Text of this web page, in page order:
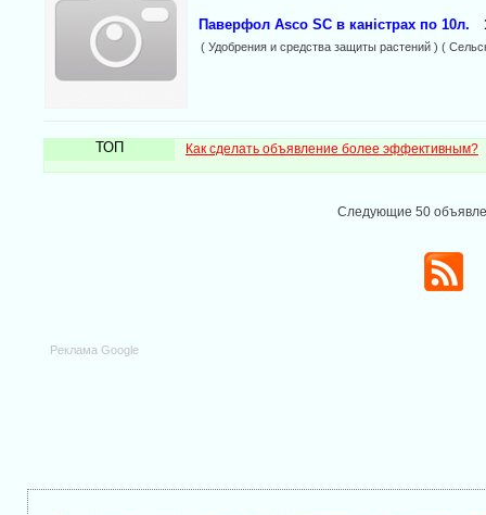
Паверфол Аscо SC в каністрах по 10л.
( Удобрения и средства защиты растений ) (
ТОП Как сделать объявление более эффективным?
Следующие 50
Реклама Google